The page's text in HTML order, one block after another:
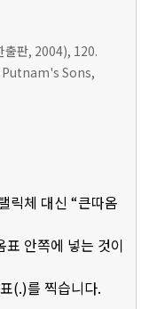
출판, 2004), 120.
Putnam's Sons,
릭체 대신 “큰따옴
안쪽에 넣는 것이
(.)를 찍습니다.